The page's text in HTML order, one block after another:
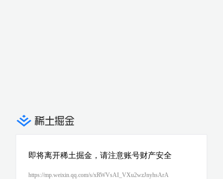
即将离开稀土掘金，请注意账号财产安全
https://mp.weixin.qq.com/s/xRWVsAI_VXu2wzJnyhsArA